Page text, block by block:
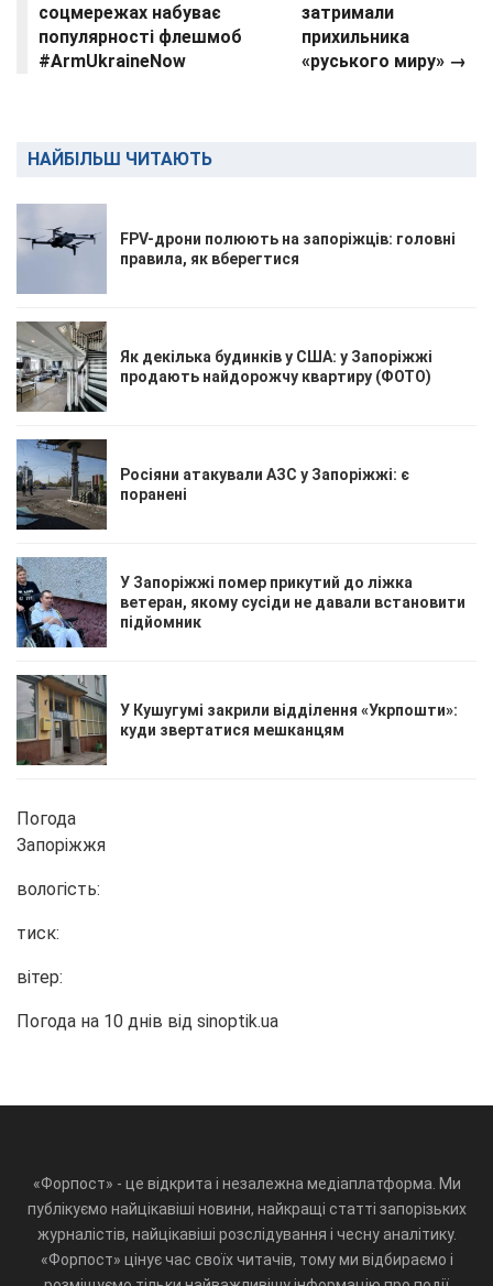
соцмережах набуває
популярності флешмоб
#ArmUkraineNow
затримали
прихильника
«руського миру» →
НАЙБІЛЬШ ЧИТАЮТЬ
FPV-дрони полюють на запоріжців: головні
правила, як вберегтися
Як декілька будинків у США: у Запоріжжі
продають найдорожчу квартиру (ФОТО)
Росіяни атакували АЗС у Запоріжжі: є
поранені
У Запоріжжі помер прикутий до ліжка
ветеран, якому сусіди не давали встановити
підйомник
У Кушугумі закрили відділення «Укрпошти»:
куди звертатися мешканцям
Погода
Запоріжжя
вологість:
тиск:
вітер:
Погода на 10 днів від sinoptik.ua
«Форпост» - це відкрита і незалежна медіаплатформа. Ми
публікуємо найцікавіші новини, найкращі статті запорізьких
журналістів, найцікавіші розслідування і чесну аналітику.
«Форпост» цінує час своїх читачів, тому ми відбираємо і